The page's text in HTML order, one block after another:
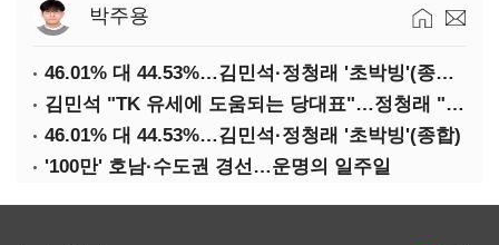
박주용
46.01% 대 44.53%…김민석·정청래 '초박빙'(종합 2보)
김민석 "TK 유세에 도움되는 당대표"…정청래 "벌써 대표된 양 당직 배분"
46.01% 대 44.53%…김민석·정청래 '초박빙'(종합)
'100만' 호남·수도권 경선…운명의 일주일